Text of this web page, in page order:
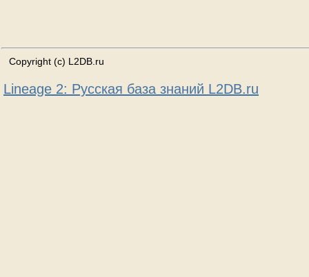
Copyright (c) L2DB.ru
Lineage 2: Русская база знаний L2DB.ru